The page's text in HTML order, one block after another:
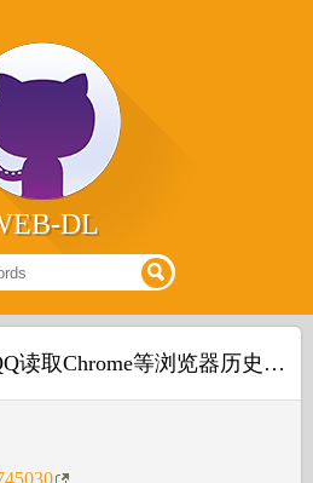
DL
【转载汇总】关于QQ读取Chrome等浏览器历史记录事件